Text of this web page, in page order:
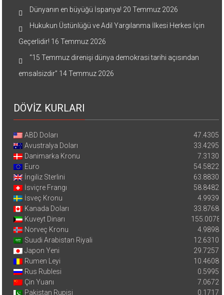
Dünyanın en büyüğü İspanya! 20 Temmuz 2026
Hukukun Üstünlüğü ve Adil Yargılanma İlkesi Herkes İçin
Geçerlidir! 16 Temmuz 2026
“15 Temmuz direnişi dünya demokrasi tarihi açısından
emsalsizdir” 14 Temmuz 2026
DÖVİZ KURLARI
ABD Doları
47.4305
Avustralya Doları
33.4295
Danimarka Kronu
7.3130
Euro
54.5822
İngiliz Sterlini
63.8830
İsviçre Frangı
58.8482
İsveç Kronu
4.9939
Kanada Doları
33.8768
Kuveyt Dinarı
155.0078
Norveç Kronu
4.9898
Suudi Arabistan Riyali
12.6310
Japon Yeni
29.7257
Rumen Leyi
10.4608
Rus Rublesi
0.5995
Çin Yuanı
7.0672
Pakistan Rupisi
0.1717